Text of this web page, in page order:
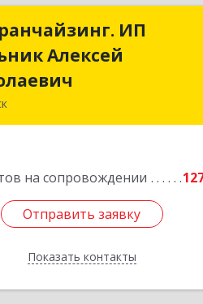
ИП
Алексей
на сопровождении
Отправить заявку
Показать контакты
1С:Франчайзинг. ИП
Мельник Алексей
Подробнее